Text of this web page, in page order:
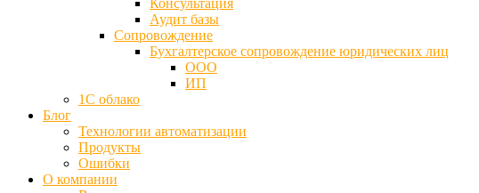
Консультация
Аудит базы
Cопровождение
Бухгалтерское сопровождение юридических лиц
ООО
ИП
1С облако
Блог
Технологии автоматизации
Продукты
Ошибки
О компании